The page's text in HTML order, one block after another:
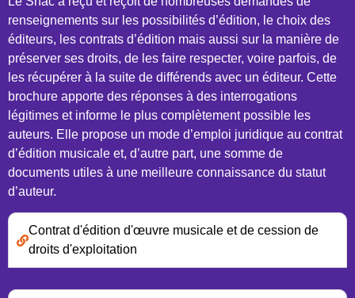
renseignements sur les possibilités d’édition, le choix des
éditeurs, les contrats d’édition mais aussi sur la manière de
préserver ses droits, de les faire respecter, voire parfois, de
les récupérer à la suite de différends avec un éditeur. Cette
brochure apporte des réponses à des interrogations
légitimes et informe le plus complètement possible les
auteurs. Elle propose un mode d’emploi juridique au contrat
d’édition musicale et, d’autre part, une somme de
documents utiles à une meilleure connaissance du statut
d’auteur.
Contrat d'édition d'œuvre musicale et de cession de
droits d'exploitation